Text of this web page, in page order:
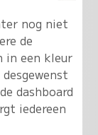
nog niet
de
in een kleur
dashboard
iedereen